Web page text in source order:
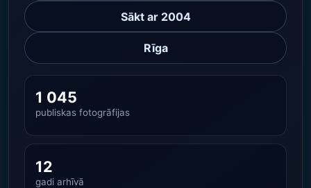
Sākt ar 2004
Rīga
1 045
publiskas fotogrāfijas
12
gadi arhīvā